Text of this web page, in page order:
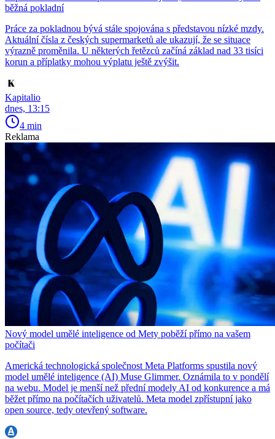
běžná pokladní
Práce za pokladnou bývá stále spojována s představou nízké mzdy.
Aktuální čísla z českých supermarketů ale ukazují, že se situace
výrazně proměnila. U některých řetězců začíná základ nad 33 tisíci
korun a příplatky mohou výplatu ještě zvýšit.
Kapitalio
dnes, 13:15
4 min
Reklama
Nový model umělé inteligence od Mety poběží přímo na vašem
počítači
Americká technologická společnost Meta Platforms spustila nový
model umělé inteligence (AI) Muse Glimmer. Oznámila to v pondělí
na webu. Model je menší než přední modely AI od konkurence a má
běžet přímo na počítačích uživatelů. Meta model zpřístupní jako
open source, tedy otevřený software.